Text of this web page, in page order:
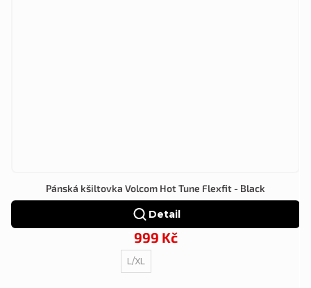
Pánská kšiltovka Volcom Hot Tune Flexfit - Black
999 Kč
Detail
L/XL